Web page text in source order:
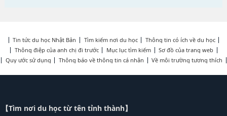
Tin tức du học Nhật Bản Tìm kiếm nơi du học
Thông tin có ích về du học
Thông điệp của anh chị đi trước
Mục lục tìm kiếm
Sơ đồ của trang web
Quy ước sử dụng
Thông báo về thông tin cá nhân Về môi trường tương thích
【Tìm nơi du học từ tên tỉnh thành】